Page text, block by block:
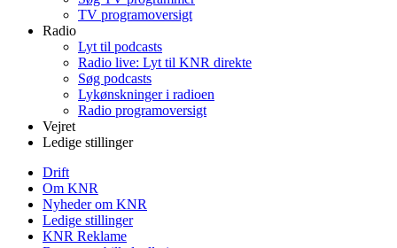
TV programoversigt
Radio
Lyt til podcasts
Radio live: Lyt til KNR direkte
Søg podcasts
Lykønskninger i radioen
Radio programoversigt
Vejret
Ledige stillinger
Drift
Om KNR
Nyheder om KNR
Ledige stillinger
KNR Reklame